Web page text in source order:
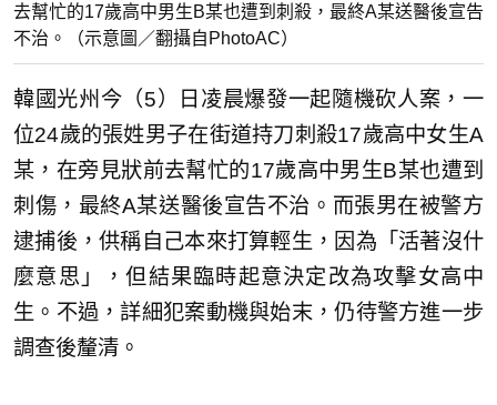
去幫忙的17歲高中男生B某也遭到刺殺，最終A某送醫後宣告
不治。（示意圖／翻攝自PhotoAC）
韓國光州今（5）日凌晨爆發一起隨機砍人案，一
位24歲的張姓男子在街道持刀刺殺17歲高中女生A
某，在旁見狀前去幫忙的17歲高中男生B某也遭到
刺傷，最終A某送醫後宣告不治。而張男在被警方
逮捕後，供稱自己本來打算輕生，因為「活著沒什
麼意思」，但結果臨時起意決定改為攻擊女高中
生。不過，詳細犯案動機與始末，仍待警方進一步
調查後釐清。